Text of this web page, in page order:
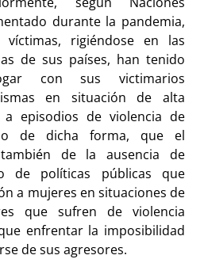
durante la pandemia,
rigiéndose en las
de sus países, han tenido
con sus victimarios
en situación de alta
episodios de violencia de
de dicha forma, que el
de la ausencia de
de políticas públicas que
a mujeres en situaciones de
que sufren de violencia
enfrentar la imposibilidad
de sus agresores.